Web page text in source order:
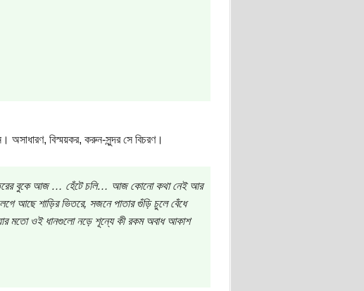
বিস্ময়কর, করুন-সুন্দর সে বিচরণ।
বুকে আজ … হেঁটে চলি… আজ কোনো কথা নেই আর
আছে শাড়ির ভিতরে, সজনে পাতার গুঁড়ি চুলে বেঁধে
মতো ওই ধানগুলো নড়ে শূন্যে কী রকম অবাধ আকাশ